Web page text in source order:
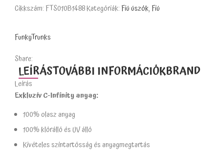
Cikkszám: FTS010B1488Kategóriák: Fiú úszók, Fiú
FunkyTrunks
Share:
LEÍRÁSTOVÁBBI INFORMÁCIÓKBRAND
Leírás
Exkluzív C-Infinity anyag:
100% olasz anyag
100% klórálló és UV álló
Kivételes színtartósság és anyagmegtartás